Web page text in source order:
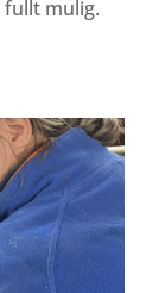
fullt mulig.